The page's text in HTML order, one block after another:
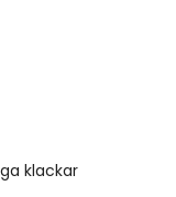
klackar